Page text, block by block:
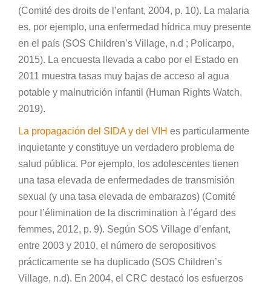
(Comité des droits de l’enfant, 2004, p. 10). La malaria
es, por ejemplo, una enfermedad hídrica muy presente
en el país (SOS Children’s Village, n.d ; Policarpo,
2015). La encuesta llevada a cabo por el Estado en
2011 muestra tasas muy bajas de acceso al agua
potable y malnutrición infantil (Human Rights Watch,
2019).
La propagación del SIDA y del VIH es particularmente
inquietante y constituye un verdadero problema de
salud pública. Por ejemplo, los adolescentes tienen
una tasa elevada de enfermedades de transmisión
sexual (y una tasa elevada de embarazos) (Comité
pour l’élimination de la discrimination à l’égard des
femmes, 2012, p. 9). Según SOS Village d’enfant,
entre 2003 y 2010, el número de seropositivos
prácticamente se ha duplicado (SOS Children’s
Village, n.d). En 2004, el CRC destacó los esfuerzos